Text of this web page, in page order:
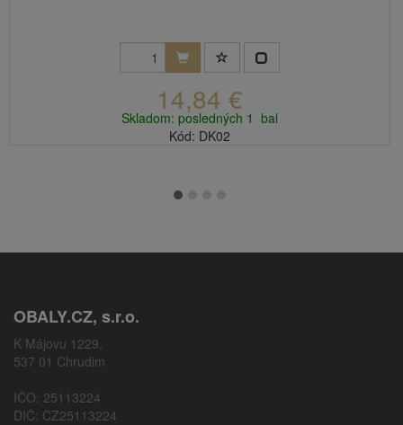
14,84 €
Skladom: posledných 1 bal
Kód: DK02
OBALY.CZ, s.r.o.
K Májovu 1229,
537 01 Chrudim
IČO: 25113224
DIČ: CZ25113224